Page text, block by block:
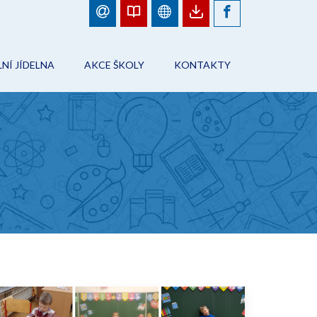
JÍDELNA
JÍDEL
ŠKOLNÍHO STRAVOVÁNÍ
AKCE ŠKOLY
FOTOGALERIE
PLÁN AKCÍ
AKCE ŠKOLY
KONTAKTY
ŠKOLA
PRACOVNÍCI ŠKOLY
ŠKOLNÍ JÍDELNA
ŠKOLNÍ DRUŽINA